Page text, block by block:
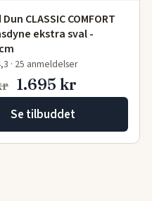
CLASSIC COMFORT
ekstra sval -
· 25 anmeldelser
1.695 kr
Se tilbuddet